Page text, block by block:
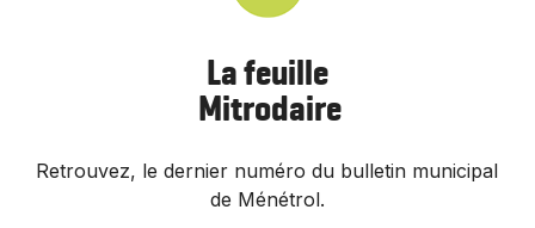
La feuille
Mitrodaire
Retrouvez, le dernier numéro du bulletin municipal
de Ménétrol.